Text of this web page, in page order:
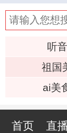
听音
祖国
ai美
首页 直